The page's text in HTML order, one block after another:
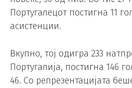
Португалецот постигна 11
асистенции.
Вкупно, тој одигра 233
Португалија, постигна 146
46. Со репрезентацијата